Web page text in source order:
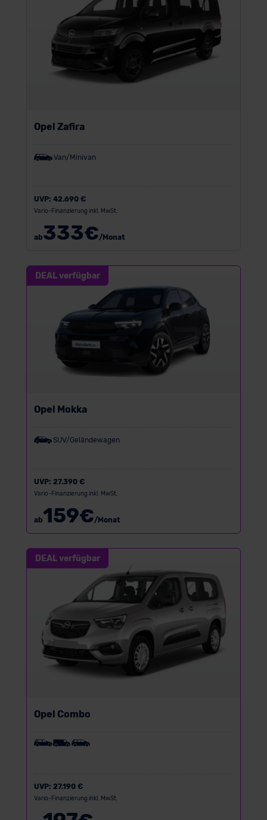
Opel Zafira
Van/Minivan
UVP: 42.690 €
Vario-Finanzierung inkl. MwSt.
ab333€/Monat
DEAL verfügbar
Opel Mokka
SUV/Geländewagen
UVP: 27.390 €
Vario-Finanzierung inkl. MwSt.
ab159€/Monat
DEAL verfügbar
Opel Combo
UVP: 27.190 €
Vario-Finanzierung inkl. MwSt.